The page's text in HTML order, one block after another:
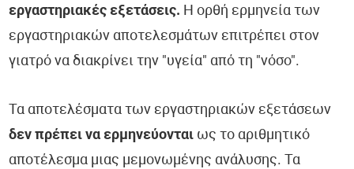
εργαστηριακές εξετάσεις. Η ορθή ερμηνεία των
εργαστηριακών αποτελεσμάτων επιτρέπει στον
γιατρό να διακρίνει την "υγεία" από τη "νόσο".
Τα αποτελέσματα των εργαστηριακών εξετάσεων
δεν πρέπει να ερμηνεύονται ως το αριθμητικό
αποτέλεσμα μιας μεμονωμένης ανάλυσης. Τα